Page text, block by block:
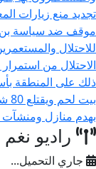
تجديد منع زيارات
موقف ضد سياسة بن
للاحتلال
الاحتلال من
ذلك على المنطقة
بيت لحم ويقتلع 80 شتلة زيتون ولوزيات
بهدم منازل
راديو نغم
جاري التحميل...